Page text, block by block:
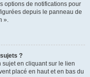
options de notifications pour
depuis le panneau de
».
?
en cliquant sur le lien
placé en haut et en bas du